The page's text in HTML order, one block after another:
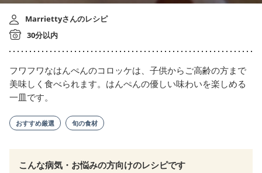
Marriettyさんのレシピ
30分以内
フワフワなはんぺんのコロッケは、子供からご高齢の方まで
美味しく食べられます。はんぺんの優しい味わいを楽しめる
一皿です。
おすすめ厳選 旬の食材
こんな病気・お悩みの方向けのレシピです